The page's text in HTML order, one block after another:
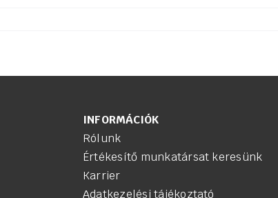
INFORMÁCIÓK
Rólunk
Értékesítő munkatársat keresünk
Karrier
Adatkezelési tájékoztató